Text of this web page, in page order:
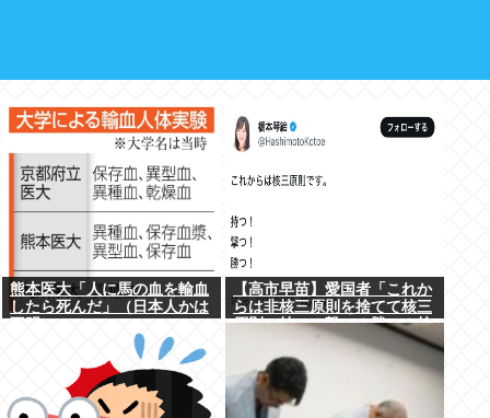
熊本医大「人に馬の血を輸血
したら死んだ」（日本人かは
【高市早苗】愛国者「これか
らは非核三原則を捨てて核三
原則。持つ！撃つ！勝つ！核
戦争には慣れている、試して
みるか？」